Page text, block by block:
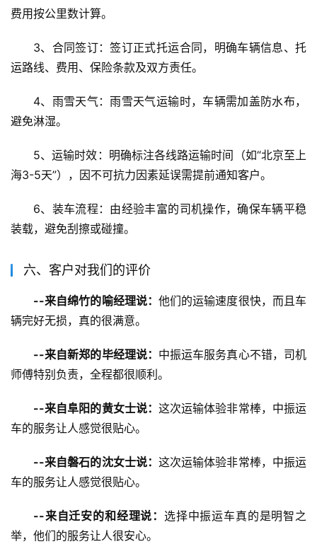
费用按公里数计算。
3、合同签订：签订正式托运合同，明确车辆信息、托
运路线、费用、保险条款及双方责任。
4、雨雪天气：雨雪天气运输时，车辆需加盖防水布，
避免淋湿。
5、运输时效：明确标注各线路运输时间（如“北京至上
海3-5天”），因不可抗力因素延误需提前通知客户。
6、装车流程：由经验丰富的司机操作，确保车辆平稳
装载，避免刮擦或碰撞。
六、客户对我们的评价
--来自绵竹的喻经理说： 他们的运输速度很快，而且车
辆完好无损，真的很满意。
--来自新郑的毕经理说： 中振运车服务真心不错，司机
师傅特别负责，全程都很顺利。
--来自阜阳的黄女士说： 这次运输体验非常棒，中振运
车的服务让人感觉很贴心。
--来自磐石的沈女士说： 这次运输体验非常棒，中振运
车的服务让人感觉很贴心。
--来自迁安的和经理说： 选择中振运车真的是明智之
举，他们的服务让人很安心。